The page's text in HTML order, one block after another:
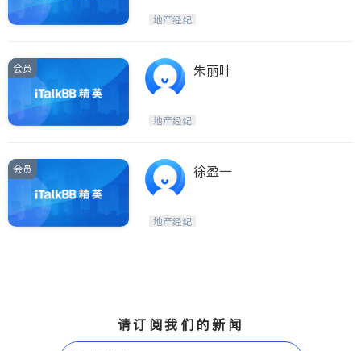
地产经纪
会员 朱丽叶
地产经纪
会员 徐盈一
地产经纪
请订阅我们的新闻